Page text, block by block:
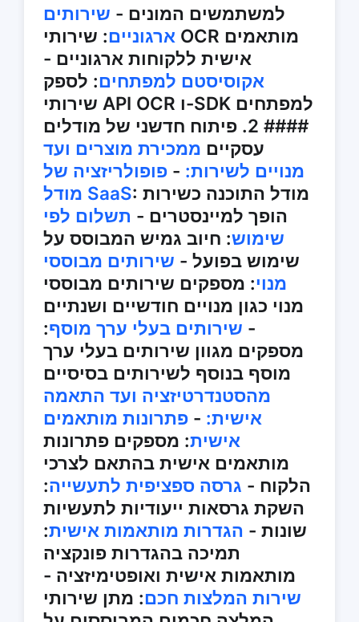
למשתמשים המונים - שירותים
ארגוניים: שירותי OCR מותאמים
אישית ללקוחות ארגוניים -
אקוסיסטם למפתחים: לספק
שירותי API OCR ו-SDK למפתחים
#### 2. פיתוח חדשני של מודלים
עסקיים ממכירת מוצרים ועד
מנויים לשירות: - פופולריזציה של
מודל SaaS: מודל התוכנה כשירות
הופך למיינסטרים - תשלום לפי
שימוש: חיוב גמיש המבוסס על
שימוש בפועל - שירותים מבוססי
מנוי: מספקים שירותים מבוססי
מנוי כגון מנויים חודשיים ושנתיים
- שירותים בעלי ערך מוסף:
מספקים מגוון שירותים בעלי ערך
מוסף בנוסף לשירותים בסיסיים
מהסטנדרטיזציה ועד התאמה
אישית: - פתרונות מותאמים
אישית: מספקים פתרונות
מותאמים אישית בהתאם לצרכי
הלקוח - גרסה ספציפית לתעשייה:
השקת גרסאות ייעודיות לתעשיות
שונות - הגדרות מותאמות אישית:
תמיכה בהגדרות פונקציה
מותאמות אישית ואופטימיזציה -
שירות המלצות חכם: מתן שירותי